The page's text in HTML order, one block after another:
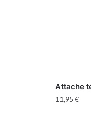
Attache
11,95 €